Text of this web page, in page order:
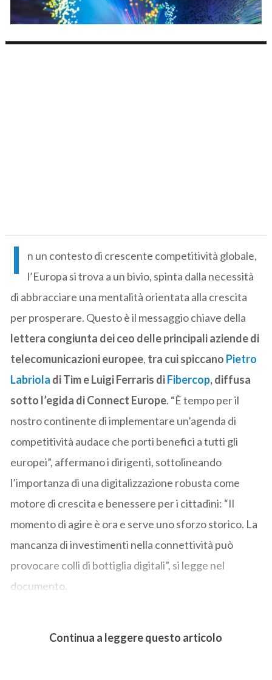
I
n un contesto di crescente competitività globale,
l’Europa si trova a un bivio, spinta dalla necessità
di abbracciare una mentalità orientata alla crescita
per prosperare. Questo è il messaggio chiave della
lettera congiunta dei ceo delle principali aziende di
telecomunicazioni europee, tra cui spiccano Pietro
Labriola di Tim e Luigi Ferraris diFibercop, diffusa
sotto l’egida di Connect Europe. “È tempo per il
nostro continente di implementare un’agenda di
competitività audace che porti benefici a tutti gli
europei”, affermano i dirigenti, sottolineando
l’importanza di una digitalizzazione robusta come
motore di crescita e benessere per i cittadini: “Il
momento di agire è ora e serve uno sforzo storico. La
mancanza di investimenti nella connettività può
provocare colli di bottiglia digitali”, si legge nel
documento.
Continua a leggere questo articolo